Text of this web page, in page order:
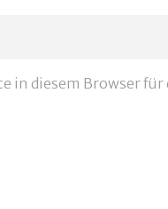
in diesem Browser für